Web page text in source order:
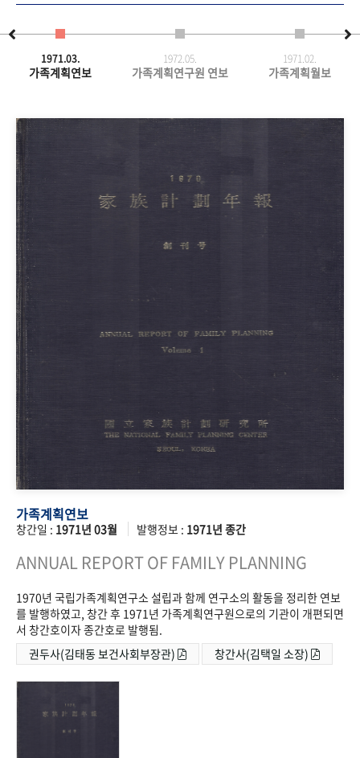
1971.03.
가족계획연보
1972.05.
가족계획연구원 연보
1971.02.
가족계획월보
가족계획연보
창간일 : 1971년 03월 발행정보 : 1971년 종간
ANNUAL REPORT OF FAMILY PLANNING
1970년 국립가족계획연구소 설립과 함께 연구소의 활동을 정리한 연보
를 발행하였고, 창간 후 1971년 가족계획연구원으로의 기관이 개편되면
서 창간호이자 종간호로 발행됨.
권두사(김태동 보건사회부장관)
창간사(김택일 소장)